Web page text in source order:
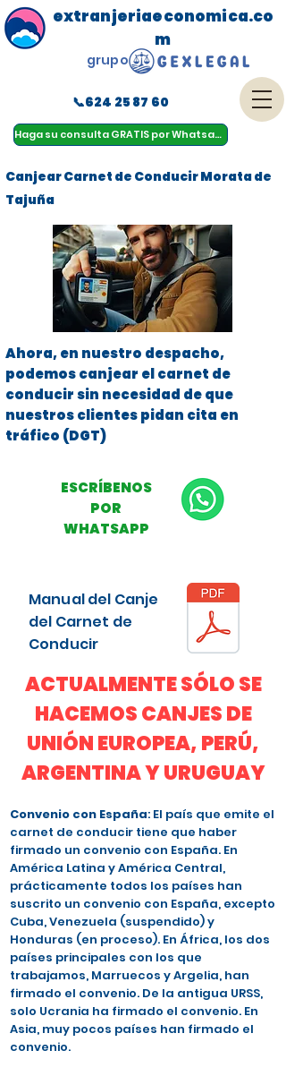
Haga su consulta GRATIS por Whatsapp
menu
extranjeriaeconomica.co
m
📞624 25 87 60
grupo
Canjear Carnet de Conducir Morata de
Tajuña
Ahora, en nuestro despacho,
podemos canjear el carnet de
conducir sin necesidad de que
nuestros clientes pidan cita en
tráfico (DGT)
ESCRÍBENOS
POR
WHATSAPP
Manual del Canje
del Carnet de
Conducir
ACTUALMENTE SÓLO SE
HACEMOS CANJES DE
UNIÓN EUROPEA, PERÚ,
ARGENTINA Y URUGUAY
Convenio con España: El país que emite el
carnet de conducir tiene que haber
firmado un convenio con España. En
América Latina y América Central,
prácticamente todos los países han
suscrito un convenio con España, excepto
Cuba, Venezuela (suspendido) y
Honduras (en proceso). En África, los dos
países principales con los que
trabajamos, Marruecos y Argelia, han
firmado el convenio. De la antigua URSS,
solo Ucrania ha firmado el convenio. En
Asia, muy pocos países han firmado el
convenio.